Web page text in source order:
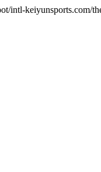
intl-keiyunsports.com/